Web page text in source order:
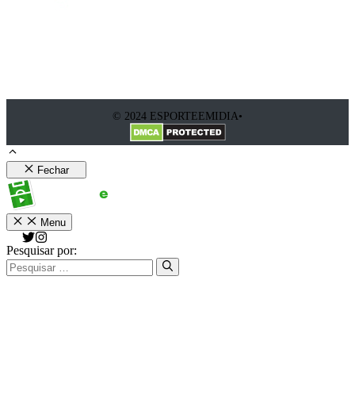
© 2024 ESPORTEEMIDIA•
Fechar
Menu
Pesquisar por: